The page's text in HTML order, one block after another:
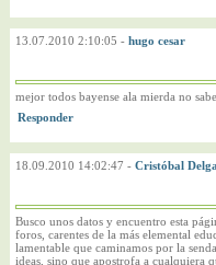
13.07.2010 2:10:05 - hugo cesar
mejor todos bayense ala mierda no
18.09.2010 14:02:47 - Cristóbal
Busco unos datos y encuentro esta
foros, carentes de la más elemental
lamentable que caminamos por la
ideas, sino que apostrofa a cualquiera